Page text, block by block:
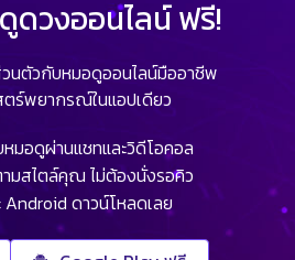
ดวงออนไลน์ ฟรี!
นตัวกับหมอดูออนไลน์มืออาชีพ
ร์พยากรณ์ในแอปเดียว
มอดูผ่านแชทและวิดีโอคอล
มสไตล์คุณ ไม่ต้องนั่งรอคิว
Android ดาวน์โหลดเลย